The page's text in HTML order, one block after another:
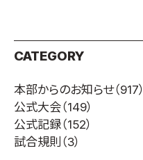
CATEGORY
本部からのお知らせ（917）
公式大会（149）
公式記録（152）
試合規則 （3）